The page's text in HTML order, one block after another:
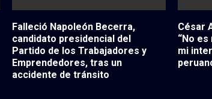
Falleció Napoleón Becerra,
candidato presidencial del
Partido de los Trabajadores y
Emprendedores, tras un
accidente de tránsito
César
“No
mi